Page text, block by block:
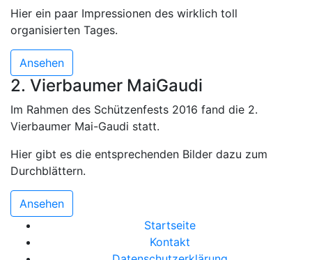
Hier ein paar Impressionen des wirklich toll
organisierten Tages.
Ansehen
2. Vierbaumer MaiGaudi
Im Rahmen des Schützenfests 2016 fand die 2.
Vierbaumer Mai-Gaudi statt.
Hier gibt es die entsprechenden Bilder dazu zum
Durchblättern.
Ansehen
Startseite
Kontakt